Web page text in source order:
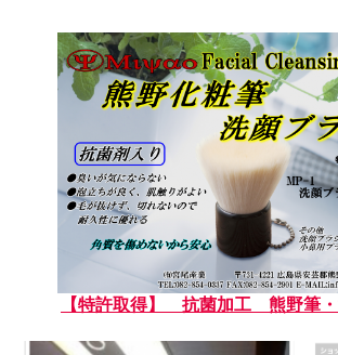
【特許取得】 抗菌加工 熊野筆